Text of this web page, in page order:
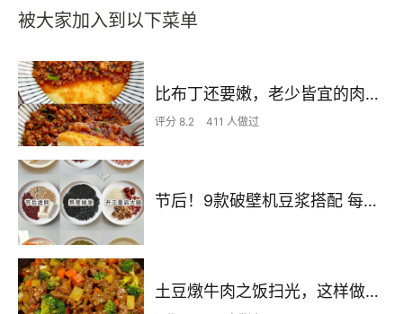
被大家加入到以下菜单
比布丁还要嫩，老少皆宜的肉沫蒸蛋
评分 8.2 411 人做过
节后！9款破壁机豆浆搭配 每天不重样喝出好状态！
土豆燉牛肉之饭扫光，这样做也太香了吧，还没出锅已是浓香四溢了